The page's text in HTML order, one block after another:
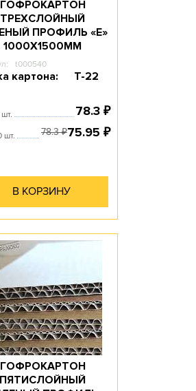
ГОФРОКАРТОН
ТРЕХСЛОЙНЫЙ
ПРОФИЛЬ «Е»
1000Х1500ММ
t000540
картона: Т-22
78.3 ₽
шт. 78.3₽75.95 ₽
В КОРЗИНУ
ГОФРОКАРТОН
ПЯТИСЛОЙНЫЙ